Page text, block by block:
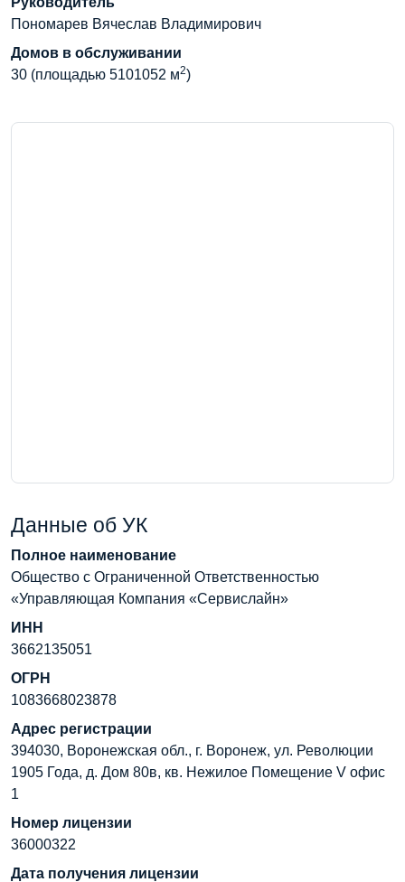
Пономарев Вячеслав Владимирович
Домов в обслуживании
30 (площадью 5101052 м2)
Данные об УК
Полное наименование
Общество с Ограниченной Ответственностью
«Управляющая Компания «Сервислайн»
ИНН
3662135051
ОГРН
1083668023878
Адрес регистрации
394030, Воронежская обл., г. Воронеж, ул. Революции
1905 Года, д. Дом 80в, кв. Нежилое Помещение V офис
1
Номер лицензии
36000322
Дата получения лицензии